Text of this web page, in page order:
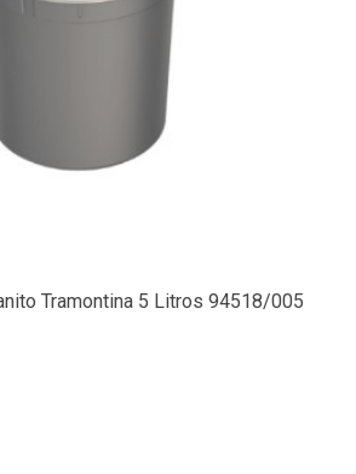
Tramontina 5 Litros 94518/005